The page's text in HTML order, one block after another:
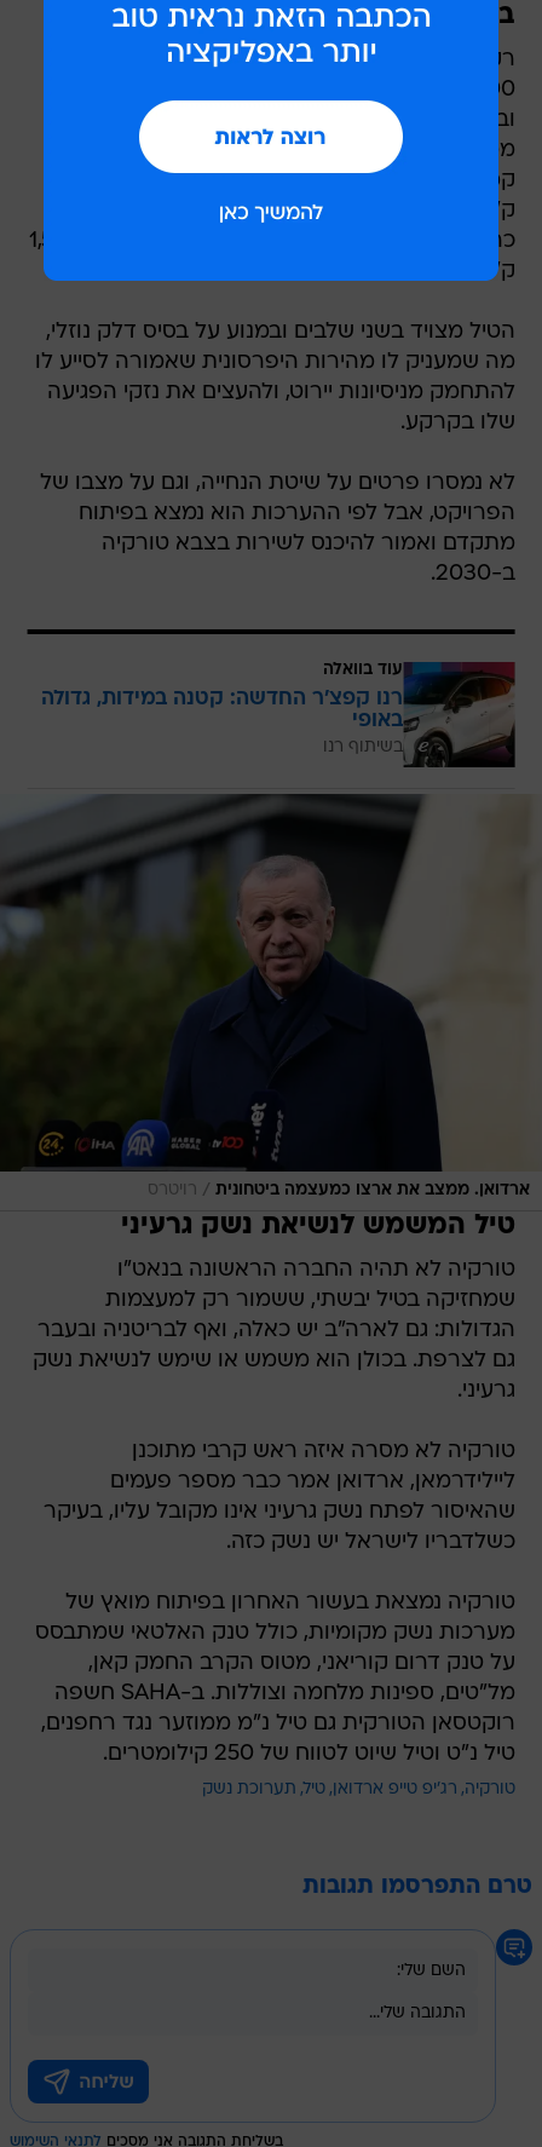
באירופה ובאפריקה ואת רוב אסיה
רק נתונים חלקיים לגבי הטיל פורסמו: טווח של
ק"ג. לטיל האיראני הכבד ביותר שפגע בישראל עד
כה, החורמשאר, היה ראש קרבי במשקל של כ-1,500
ק"ג.
הטיל מצויד בשני שלבים ובמנוע על בסיס דלק נוזלי,
מה שמעניק לו מהירות היפרסונית שאמורה לסייע לו
להתחמק מניסיונות יירוט, ולהעצים את נזקי הפגיעה
שלו בקרקע.
לא נמסרו פרטים על שיטת הנחייה, וגם על מצבו של
הפרויקט, אבל לפי ההערכות הוא נמצא בפיתוח
מתקדם ואמור להיכנס לשירות בצבא טורקיה
ב-2030.
עוד בוואלה
רנו קפצ'ר החדשה: קטנה במידות, גדולה
באופי
בשיתוף רנו
ארדואן. ממצב את ארצו כמעצמה ביטחונית / רויטרס
טיל המשמש לנשיאת נשק גרעיני
טורקיה לא תהיה החברה הראשונה בנאט"ו
שמחזיקה בטיל יבשתי, ששמור רק למעצמות
הגדולות: גם לארה"ב יש כאלה, ואף לבריטניה ובעבר
גם לצרפת. בכולן הוא משמש או שימש לנשיאת נשק
גרעיני.
טורקיה לא מסרה איזה ראש קרבי מתוכנן
ליילידרמאן, ארדואן אמר כבר מספר פעמים
שהאיסור לפתח נשק גרעיני אינו מקובל עליו, בעיקר
כשלדבריו לישראל יש נשק כזה.
טורקיה נמצאת בעשור האחרון בפיתוח מואץ של
מערכות נשק מקומיות, כולל טנק האלטאי שמתבסס
על טנק דרום קוריאני, מטוס הקרב החמק קאן,
מל"טים, ספינות מלחמה וצוללות. ב-SAHA חשפה
רוקטסאן הטורקית גם טיל נ"מ ממוזער נגד רחפנים,
טיל נ"ט וטיל שיוט לטווח של 250 קילומטרים.
טורקיה רג'יפ טייפ ארדואן טיל תערוכת נשק
טרם התפרסמו תגובות
בשליחת התגובה אני מסכים לתנאי השימוש